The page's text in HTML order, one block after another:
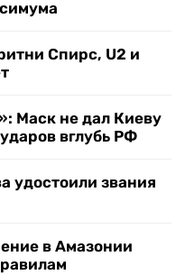
Спирс, U2 и
Маск не дал Киеву
вглубь РФ
удостоили звания
в Амазонии